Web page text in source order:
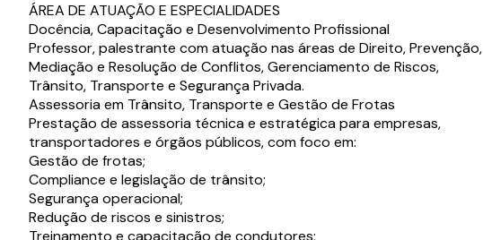
ÁREA DE ATUAÇÃO E ESPECIALIDADES
Docência, Capacitação e Desenvolvimento Profissional
Professor, palestrante com atuação nas áreas de Direito, Prevenção,
Mediação e Resolução de Conflitos, Gerenciamento de Riscos,
Trânsito, Transporte e Segurança Privada.
Assessoria em Trânsito, Transporte e Gestão de Frotas
Prestação de assessoria técnica e estratégica para empresas,
transportadores e órgãos públicos, com foco em:
Gestão de frotas;
Compliance e legislação de trânsito;
Segurança operacional;
Redução de riscos e sinistros;
Treinamento e capacitação de condutores;